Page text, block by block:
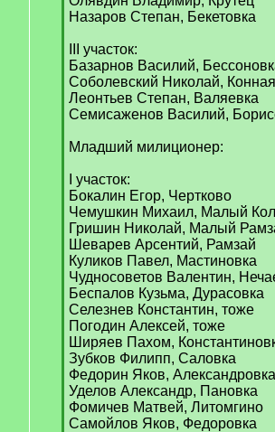
Назаров Степан, Бекетовка
III участок:
Базарнов Василий,
Соболевский Николай,
Леонтьев Степан, Валяевка
Семисаженов Василий,
Младший милиционер:
I участок:
Бокалин Егор, Чертково
Чемушкин Михаил, Малый
Гришин Николай, Малый
Шеварев Арсентий, Рамзай
Куликов Павел, Мастиновка
Чудносоветов Валентин,
Беспалов Кузьма, Дурасовка
Селезнев Константин, тоже
Погодин Алексей, тоже
Ширяев Пахом,
Зубков Филипп, Саловка
Федорин Яков, Александровка
Уделов Александр, Пановка
Фомичев Матвей, Литомгино
Самойлов Яков, Федоровка